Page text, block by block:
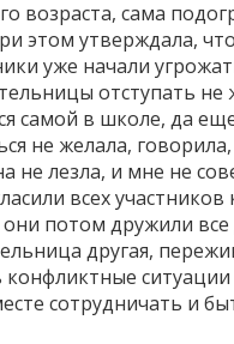
возраста, сама
этом утверждала,
уже начали
отступать
самой в школе, да
не желала,
не лезла, и мне не
всех
потом дружили все
другая,
сотрудничать и